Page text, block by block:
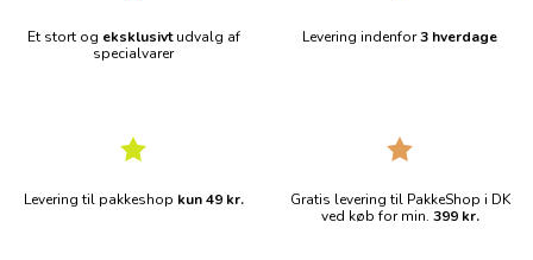
Et stort og eksklusivtudvalg af
specialvarer
Levering indenfor3 hverdage
Levering til pakkeshop kun 49 kr.
Gratis levering til PakkeShop i DK
ved køb for min. 399 kr.